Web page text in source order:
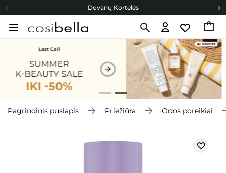
Dovanų Kortelės
Cosibella lojalumo programa
Pagrindinis puslapis Priežiūra Odos poreikiai